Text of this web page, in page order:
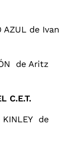
AZUL de Ivan
de Aritz
C.E.T.
KINLEY de